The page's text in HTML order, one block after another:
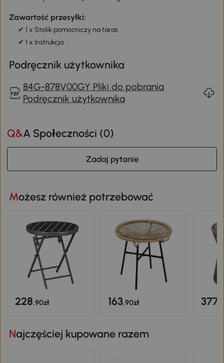
Zawartość przesyłki:
✔ 1 x Stolik pomocniczy na taras
✔ 1 x Instrukcja
Podręcznik użytkownika
84G-878V00GY Pliki do pobrania
Podręcznik użytkownika
Q&A Społeczności (0)
Zadaj pytanie
Możesz również potrzebować
228,90zł 163,90zł 377
Najczęściej kupowane razem